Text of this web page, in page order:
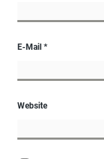
E-Mail *
Website